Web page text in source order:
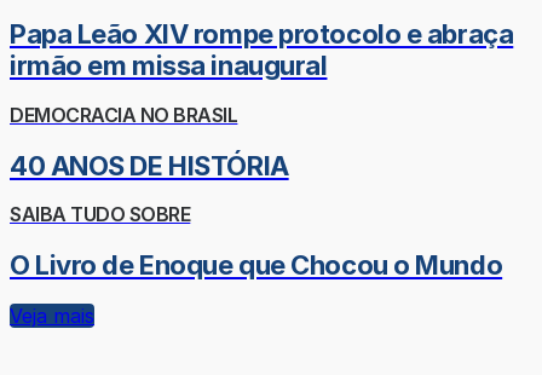
Papa Leão XIV rompe protocolo e abraça
irmão em missa inaugural
DEMOCRACIA NO BRASIL
40 ANOS DE HISTÓRIA
SAIBA TUDO SOBRE
O Livro de Enoque que Chocou o Mundo
Veja mais